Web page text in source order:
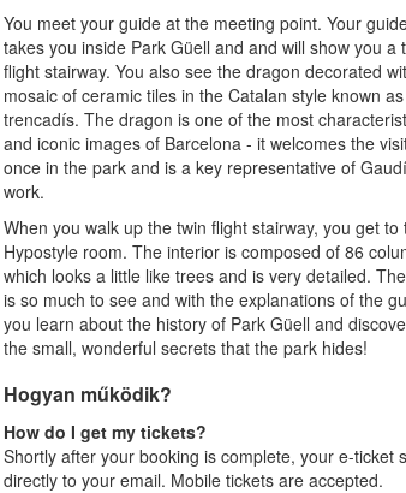
You meet your guide at the meeting point. Your
takes you inside Park Güell and and will show you a
flight stairway. You also see the dragon decorated
mosaic of ceramic tiles in the Catalan style known as
trencadís. The dragon is one of the most
and iconic images of Barcelona - it welcomes the
once in the park and is a key representative of
work.
When you walk up the twin flight stairway, you get to
Hypostyle room. The interior is composed of 86
which looks a little like trees and is very detailed.
is so much to see and with the explanations of the
you learn about the history of Park Güell and
the small, wonderful secrets that the park hides!
Hogyan működik?
How do I get my tickets?
Shortly after your booking is complete, your e-ticket
directly to your email. Mobile tickets are accepted.